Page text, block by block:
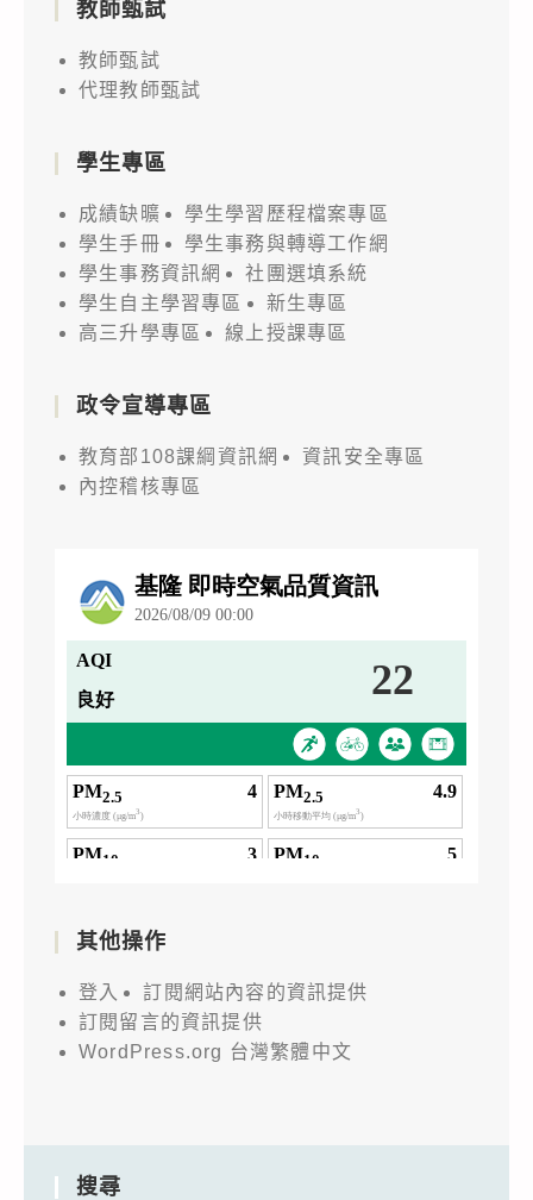
教師甄試
教師甄試
代理教師甄試
學生專區
成績缺曠
學生學習歷程檔案專區
學生手冊
學生事務與轉導工作網
學生事務資訊網
社團選填系統
學生自主學習專區
新生專區
高三升學專區
線上授課專區
政令宣導專區
教育部108課綱資訊網
資訊安全專區
內控稽核專區
其他操作
登入
訂閱網站內容的資訊提供
訂閱留言的資訊提供
WordPress.org 台灣繁體中文
搜尋